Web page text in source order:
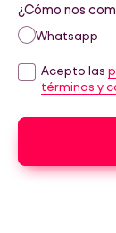
¿Cómo nos
Whatsapp
Acepto las
términos y